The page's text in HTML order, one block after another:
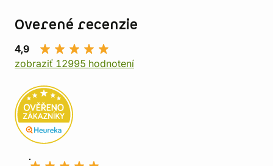
Overené recenzie
4,9
zobraziť 12995 hodnotení